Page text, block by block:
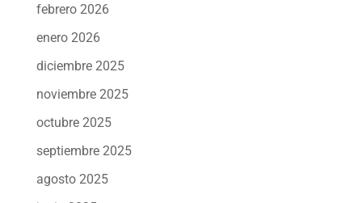
febrero 2026
enero 2026
diciembre 2025
noviembre 2025
octubre 2025
septiembre 2025
agosto 2025